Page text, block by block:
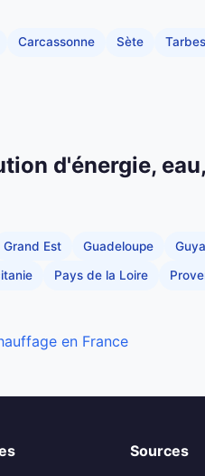
Carcassonne Sète Tarbes
d'énergie,
Grand Est Guadeloupe
Pays de la Loire
en France
Sources